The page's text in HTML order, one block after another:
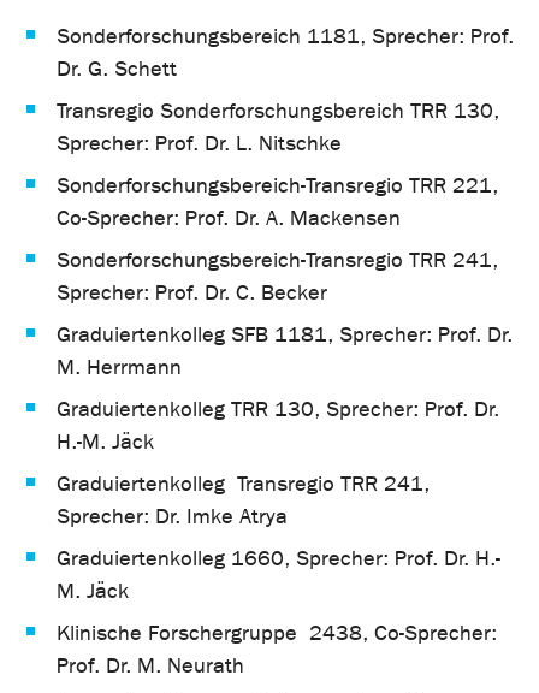
Sonderforschungsbereich 1181, Sprecher: Prof.
Dr. G. Schett
Transregio Sonderforschungsbereich TRR 130,
Sprecher: Prof. Dr. L. Nitschke
Sonderforschungsbereich-Transregio TRR 221,
Co-Sprecher: Prof. Dr. A. Mackensen
Sonderforschungsbereich-Transregio TRR 241,
Sprecher: Prof. Dr. C. Becker
Graduiertenkolleg SFB 1181, Sprecher: Prof. Dr.
M. Herrmann
Graduiertenkolleg TRR 130, Sprecher: Prof. Dr.
H.-M. Jäck
Graduiertenkolleg Transregio TRR 241,
Sprecher: Dr. Imke Atrya
Graduiertenkolleg 1660, Sprecher: Prof. Dr. H.-
M. Jäck
Klinische Forschergruppe 2438, Co-Sprecher:
Prof. Dr. M. Neurath